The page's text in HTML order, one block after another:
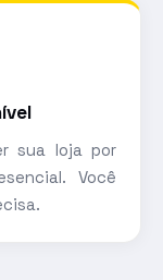
sua loja por
Você